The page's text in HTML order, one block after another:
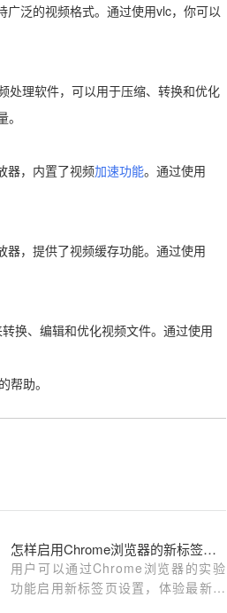
泛的视频格式。通过使用vlc，你可以
处理软件，可以用于压缩、转换和优化
器，内置了视频加速功能。通过使用
，提供了视频缓存功能。通过使用
换、编辑和优化视频文件。通过使用
助。
怎样启用Chrome浏览器的新标签页实验功能
用户可以通过Chrome浏览器的实验
功能启用新标签页设置，体验最新的